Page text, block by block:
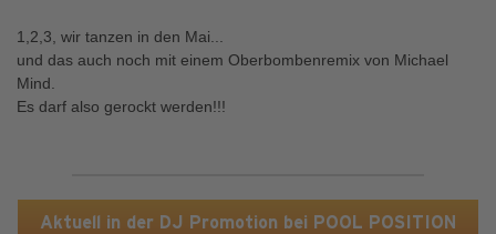
Aktuell in der DJ Promotion bei POOL POSITION
1,2,3, wir tanzen in den Mai...
und das auch noch mit einem Oberbombenremix von Michael
Mind.
Es darf also gerockt werden!!!